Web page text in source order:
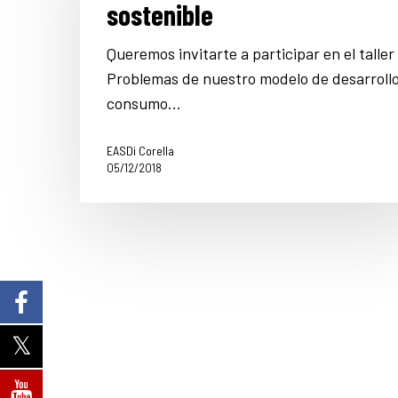
sostenible
Queremos invitarte a participar en el taller
Problemas de nuestro modelo de
consumo…
EASDi Corella
05/12/2018